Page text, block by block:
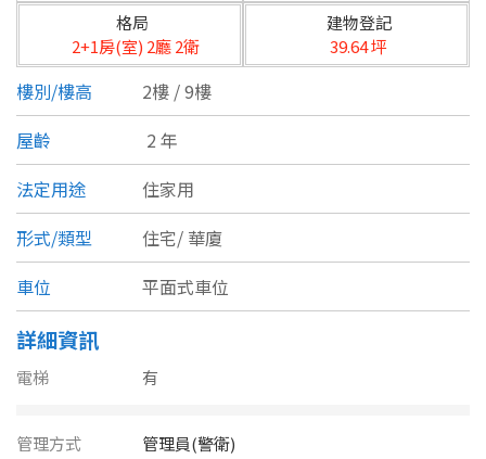
基隆市
新北市
宜蘭縣
桃園市
新竹市
新竹縣
苗栗縣
南投縣
類型(可複選)
不拘 公寓
別墅 透天厝
辦公
廠辦
格局
2+1房(室) 2廳 2衛
建物登記
39.64 坪
樓別/樓高
2樓 / 9樓
屋齡
2 年
法定用途
住家用
形式/類型
住宅/ 華廈
車位
平面式車位
詳細資訊
電梯 有
管理方式
管理員(警衛)